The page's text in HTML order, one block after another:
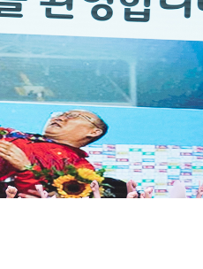
자율진로동아리
유초등 소식지